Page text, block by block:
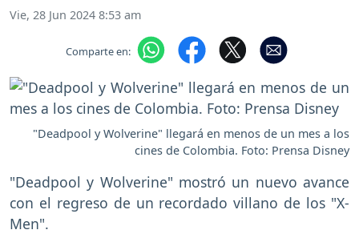
Vie, 28 Jun 2024 8:53 am
Comparte en:
"Deadpool y Wolverine" llegará en menos de un mes a los
cines de Colombia. Foto: Prensa Disney
"Deadpool y Wolverine" mostró un nuevo avance
con el regreso de un recordado villano de los "X-
Men".